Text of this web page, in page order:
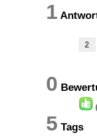
1
2
0
5